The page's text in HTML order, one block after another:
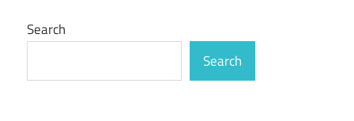
Search
Search